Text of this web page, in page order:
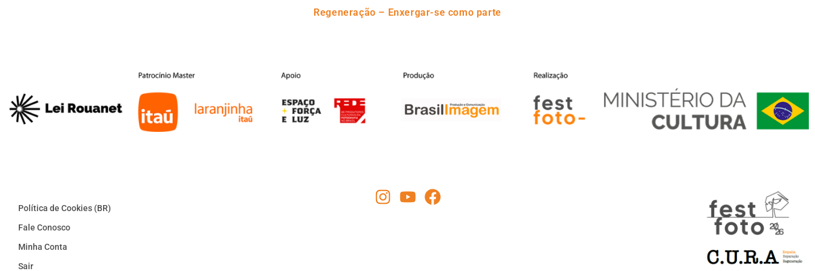
Regeneração – Enxergar-se como parte
Política de Cookies (BR)
Fale Conosco
Minha Conta
Sair